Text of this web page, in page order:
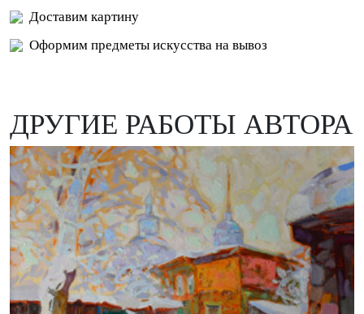
Доставим картину
Оформим предметы искусства на вывоз
ДРУГИЕ РАБОТЫ АВТОРА